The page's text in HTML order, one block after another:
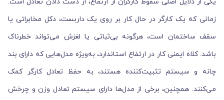
زمانی که یک کارگر در حال کار بر روی یک داربست، دکل مخابراتی یا
سقف ساختمان است، هرگونه بی‌ثباتی یا لغزش می‌تواند خطرناک
باشد. کلاه ایمنی کار در ارتفاع استاندارد، به‌ویژه مدل‌هایی که دارای بند
چانه و سیستم تثبیت‌کننده هستند، به حفظ تعادل کارگر کمک
می‌کنند. همچنین، برخی از مدل‌ها دارای سیستم تعادل وزن و چرخش